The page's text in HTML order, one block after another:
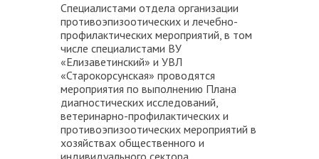
Специалистами отдела организации
противоэпизоотических и лечебно-
профилактических мероприятий, в том
числе специалистами ВУ
«Елизаветинский» и УВЛ
«Старокорсунская» проводятся
мероприятия по выполнению Плана
диагностических исследований,
ветеринарно-профилактических и
противоэпизоотических мероприятий в
хозяйствах общественного и